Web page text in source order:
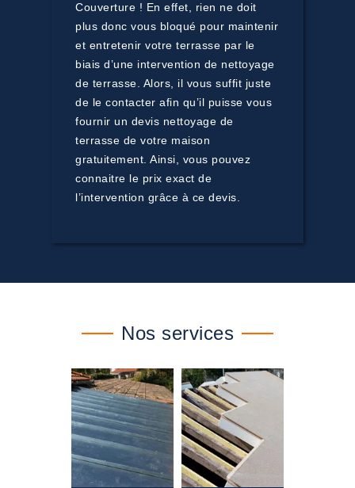
Couverture ! En effet, rien ne doit
plus donc vous bloqué pour maintenir
et entretenir votre terrasse par le
biais d’une intervention de nettoyage
de terrasse. Alors, il vous suffit juste
de le contacter afin qu’il puisse vous
fournir un devis nettoyage de
terrasse de votre maison
gratuitement. Ainsi, vous pouvez
connaitre le prix exact de
l’intervention grâce à ce devis.
Nos services